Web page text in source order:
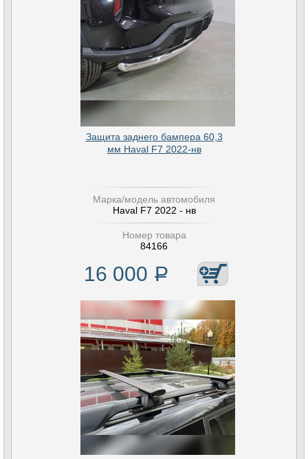
Защита заднего бампера 60,3
мм Haval F7 2022-нв
Марка/модель автомобиля
Haval F7 2022 - нв
Номер товара
84166
16 000 Р